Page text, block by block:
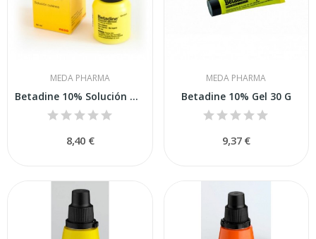
MEDA PHARMA
Betadine 10% Solución Dermica 50 Ml
8,40 €
MEDA PHARMA
Betadine 10% Gel 30 G
9,37 €